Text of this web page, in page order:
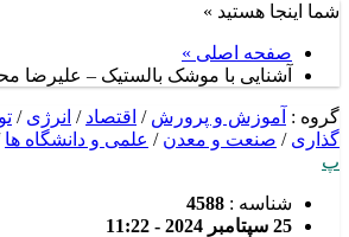
شما اینجا هستید »
صفحه اصلی »
آشنایی با موشک بالستیک – علیرضا
گروه : آموزش و پرورش / اقتصاد / انرژی /
گذاری / صنعت و معدن / علمی و دانشگاه ها
پ
شناسه : 4588
25 سپتامبر 2024 - 11:22